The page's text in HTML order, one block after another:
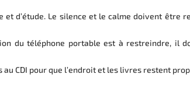
et d’étude. Le silence et le calme doivent être
du téléphone portable est à restreindre, il
au CDI pour que l’endroit et les livres restent